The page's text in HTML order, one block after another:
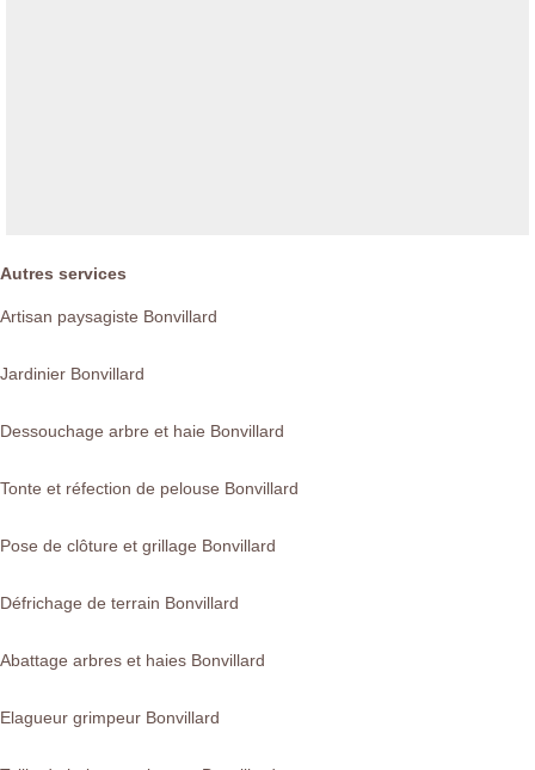
Autres services
Artisan paysagiste Bonvillard
Jardinier Bonvillard
Dessouchage arbre et haie Bonvillard
Tonte et réfection de pelouse Bonvillard
Pose de clôture et grillage Bonvillard
Défrichage de terrain Bonvillard
Abattage arbres et haies Bonvillard
Elagueur grimpeur Bonvillard